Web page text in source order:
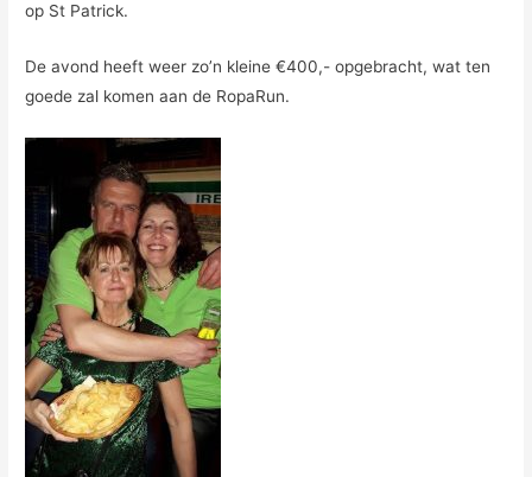
op St Patrick.
De avond heeft weer zo’n kleine €400,- opgebracht, wat ten
goede zal komen aan de RopaRun.